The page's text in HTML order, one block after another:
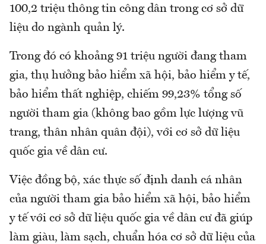
100,2 triệu thông tin công dân trong cơ sở dữ
liệu do ngành quản lý.
Trong đó có khoảng 91 triệu người đang tham
gia, thụ hưởng bảo hiểm xã hội, bảo hiểm y tế,
bảo hiểm thất nghiệp, chiếm 99,23% tổng số
người tham gia (không bao gồm lực lượng vũ
trang, thân nhân quân đội), với cơ sở dữ liệu
quốc gia về dân cư.
Việc đồng bộ, xác thực số định danh cá nhân
của người tham gia bảo hiểm xã hội, bảo hiểm
y tế với cơ sở dữ liệu quốc gia về dân cư đã giúp
làm giàu, làm sạch, chuẩn hóa cơ sở dữ liệu của